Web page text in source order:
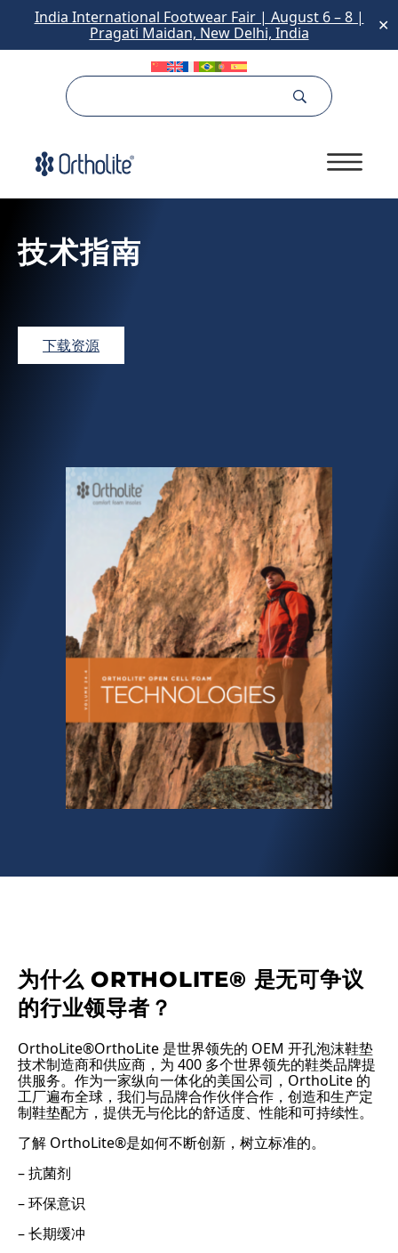
India International Footwear Fair | August 6 – 8 |
Pragati Maidan, New Delhi, India
✕
技术指南
下载资源
为什么 ORTHOLITE®️ 是无可争议
的行业领导者？
OrthoLite®️OrthoLite 是世界领先的 OEM 开孔泡沫鞋垫
技术制造商和供应商，为 400 多个世界领先的鞋类品牌提
供服务。作为一家纵向一体化的美国公司，OrthoLite 的
工厂遍布全球，我们与品牌合作伙伴合作，创造和生产定
制鞋垫配方，提供无与伦比的舒适度、性能和可持续性。
了解 OrthoLite®️是如何不断创新，树立标准的。
– 抗菌剂
– 环保意识
– 长期缓冲